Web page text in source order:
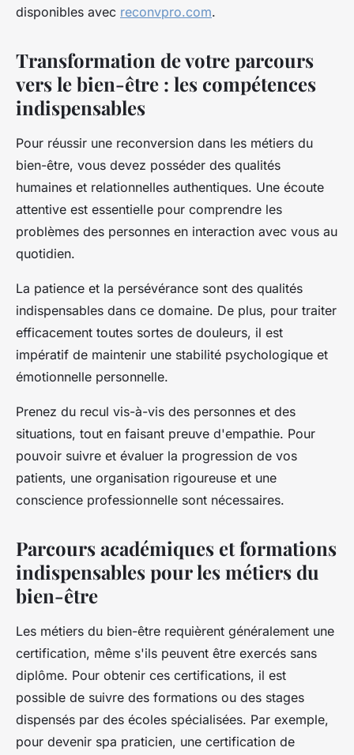
disponibles avec reconvpro.com.
Transformation de votre parcours
vers le bien-être : les compétences
indispensables
Pour réussir une reconversion dans les métiers du
bien-être, vous devez posséder des qualités
humaines et relationnelles authentiques. Une écoute
attentive est essentielle pour comprendre les
problèmes des personnes en interaction avec vous au
quotidien.
La patience et la persévérance sont des qualités
indispensables dans ce domaine. De plus, pour traiter
efficacement toutes sortes de douleurs, il est
impératif de maintenir une stabilité psychologique et
émotionnelle personnelle.
Prenez du recul vis-à-vis des personnes et des
situations, tout en faisant preuve d'empathie. Pour
pouvoir suivre et évaluer la progression de vos
patients, une organisation rigoureuse et une
conscience professionnelle sont nécessaires.
Parcours académiques et formations
indispensables pour les métiers du
bien-être
Les métiers du bien-être requièrent généralement une
certification, même s'ils peuvent être exercés sans
diplôme. Pour obtenir ces certifications, il est
possible de suivre des formations ou des stages
dispensés par des écoles spécialisées. Par exemple,
pour devenir spa praticien, une certification de